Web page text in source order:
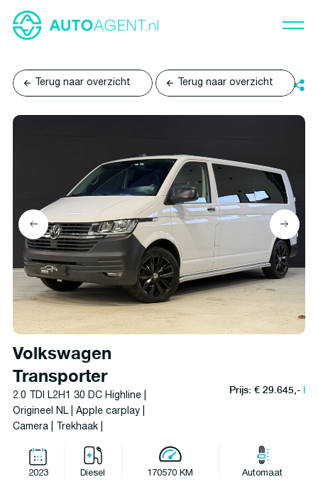
Terug naar overzicht Terug naar overzicht
Volkswagen
Transporter
2.0 TDI L2H1 30 DC Highline |
Origineel NL | Apple carplay |
Camera | Trekhaak |
Prijs: € 29.645,-l
2023 Diesel 170570 KM Automaat